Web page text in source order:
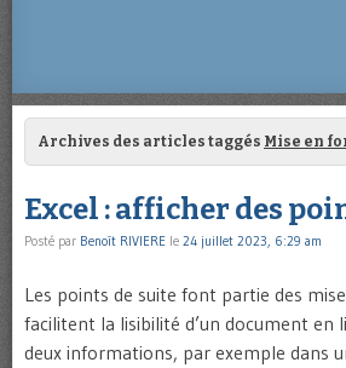
Archives des articles taggés Mise en
Excel : afficher des
Posté par Benoît RIVIERE le 24 juillet 2023, 6:29 am
Les points de suite font partie des
facilitent la lisibilité d’un document en
deux informations, par exemple dans